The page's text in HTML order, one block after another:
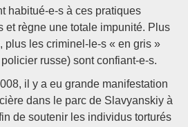
habitué-e-s à ces pratiques
et règne une totale impunité. Plus
plus les criminel-le-s « en gris »
russe) sont confiant-e-s.
il y a eu grande manifestation
dans le parc de Slavyanskiy à
de soutenir les individus torturés